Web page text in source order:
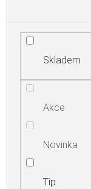
Skladem
Akce
Novinka
Tip